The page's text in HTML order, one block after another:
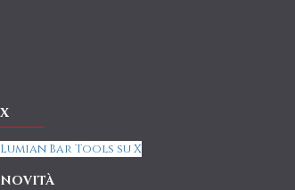
X
Lumian Bar Tools su X
NOVITÀ